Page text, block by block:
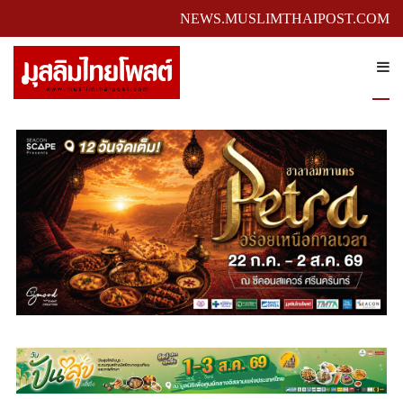
NEWS.MUSLIMTHAIPOST.COM